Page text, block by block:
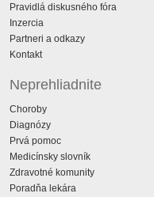
Pravidlá diskusného fóra
Inzercia
Partneri a odkazy
Kontakt
Neprehliadnite
Choroby
Diagnózy
Prvá pomoc
Medicínsky slovník
Zdravotné komunity
Poradňa lekára